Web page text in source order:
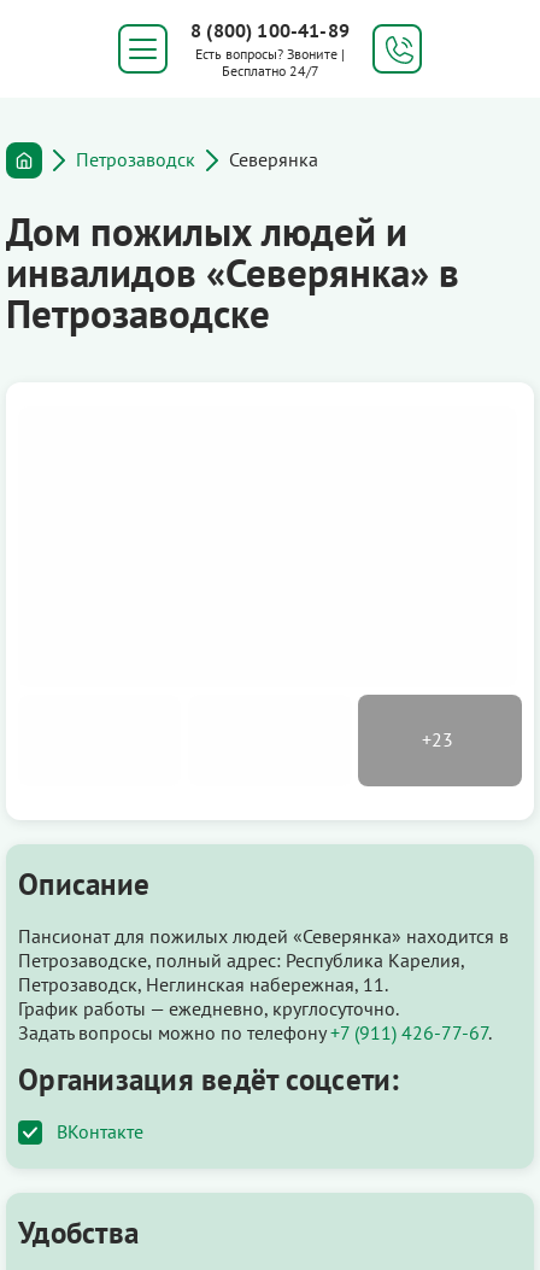
8 (800) 100-41-89
Есть вопросы? Звоните |
Бесплатно 24/7
Петрозаводск Северянка
Дом пожилых людей и
инвалидов «Северянка» в
Петрозаводске
Описание
Пансионат для пожилых людей «Северянка» находится в
Петрозаводске, полный адрес: Республика Карелия,
Петрозаводск, Неглинская набережная, 11.
График работы — ежедневно, круглосуточно.
Задать вопросы можно по телефону+7 (911) 426-77-67.
Организация ведёт соцсети:
ВКонтакте
Удобства